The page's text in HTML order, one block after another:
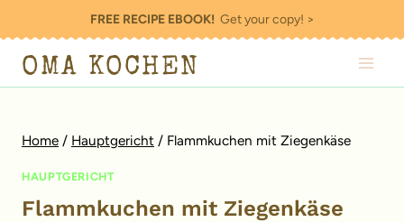
Inhalt
springen
FREE RECIPE EBOOK!Get your copy! >
OMA KOCHEN
Home / Hauptgericht / Flammkuchen mit Ziegenkäse
HAUPTGERICHT
Flammkuchen mit Ziegenkäse